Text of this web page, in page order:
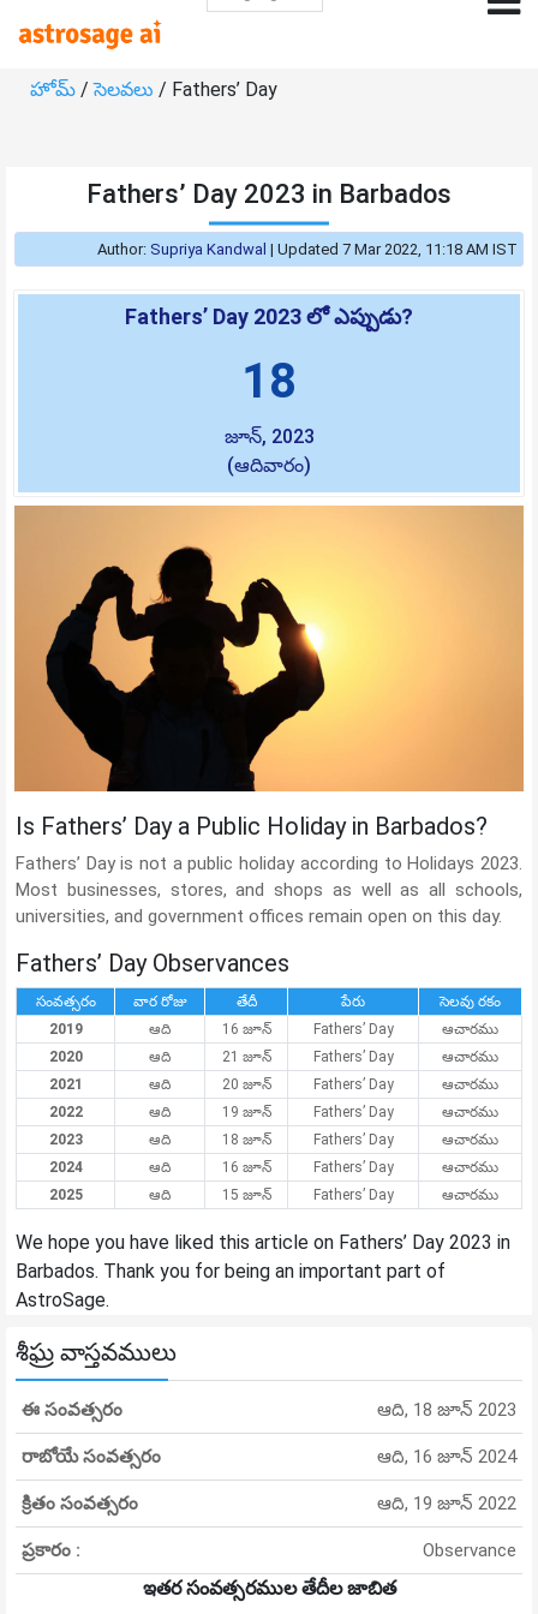
హోమ్ /సెలవలు / Fathers’ Day
Fathers’ Day 2023 in Barbados
Author: Supriya Kandwal | Updated 7 Mar 2022, 11:18 AM IST
Fathers’ Day 2023 లో ఎప్పుడు?
18
జూన్, 2023
(ఆదివారం)
Is Fathers’ Day a Public Holiday in Barbados?
Fathers’ Day is not a public holiday according to Holidays 2023.
Most businesses, stores, and shops as well as all schools,
universities, and government offices remain open on this day.
Fathers’ Day Observances
సంవత్సరం వార రోజు తేదీ పేరు
సెలవు రకం
2019
ఆది 16 జూన్ Fathers’ Day
ఆచారము
2020
ఆది 21 జూన్ Fathers’ Day
ఆచారము
2021
ఆది 20 జూన్ Fathers’ Day
ఆచారము
2022
ఆది 19 జూన్ Fathers’ Day
ఆచారము
2023
ఆది 18 జూన్ Fathers’ Day
ఆచారము
2024
ఆది 16 జూన్ Fathers’ Day
ఆచారము
2025
ఆది 15 జూన్ Fathers’ Day ఆచారము
We hope you have liked this article on Fathers’ Day 2023 in
Barbados. Thank you for being an important part of
AstroSage.
శీఘ్ర వాస్తవములు
ఈ సంవత్సరం ఆది, 18 జూన్ 2023
రాబోయే సంవత్సరం ఆది, 16 జూన్ 2024
క్రితం సంవత్సరం ఆది, 19 జూన్ 2022
ప్రకారం : Observance
ఇతర సంవత్సరముల తేదీల జాబిత